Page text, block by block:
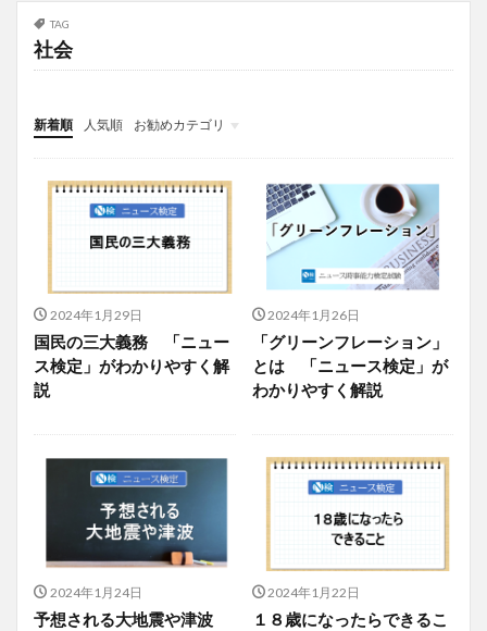
TAG
社会
新着順 人気順
お勧めカテゴリ
投稿
学び
マンガ
電子書籍
2024年1月29日
国民の三大義務 「ニュー
ス検定」がわかりやすく解
説
2024年1月26日
「グリーンフレーション」
とは 「ニュース検定」が
わかりやすく解説
2024年1月24日
予想される大地震や津波
2024年1月22日
１８歳になったらできるこ